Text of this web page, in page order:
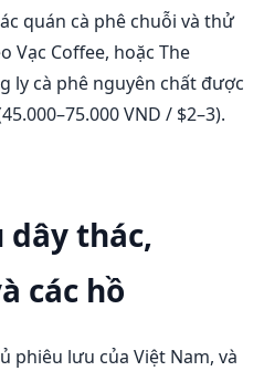
quán cà phê chuỗi và thử
Vạc Coffee, hoặc The
ly cà phê nguyên chất được
VND / $2–3).
thác,
các hồ
phiêu lưu của Việt Nam, và